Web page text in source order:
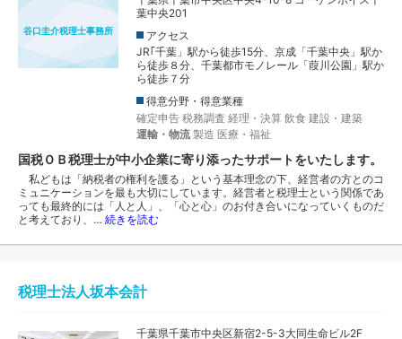
谷口圭介税理士事務所
葉中央201
アクセス
JR｢千葉」駅から徒歩15分、京成「千葉中央」駅か
ら徒歩８分、千葉都市モノレール「葭川公園」駅か
ら徒歩７分
得意分野・得意業種
確定申告 税務調査 経理・決算 飲食 建設・建築
運輸・物流 製造 医療・福祉
国税ＯＢ税理士が中小企業に寄り添ったサポートをいたします。
私どもは「納税者の権利を護る」という基本理念の下、経営者の方とのコ
ミュニケーションを最も大切にしています。経営者と税理士という関係であ
っても最終的には「人と人」、「心と心」のお付き合いになっていくものだ
と考えており、… 続きを読む
税理士法人坂本会計
千葉県千葉市中央区新宿2-5-3大同生命ビル2F